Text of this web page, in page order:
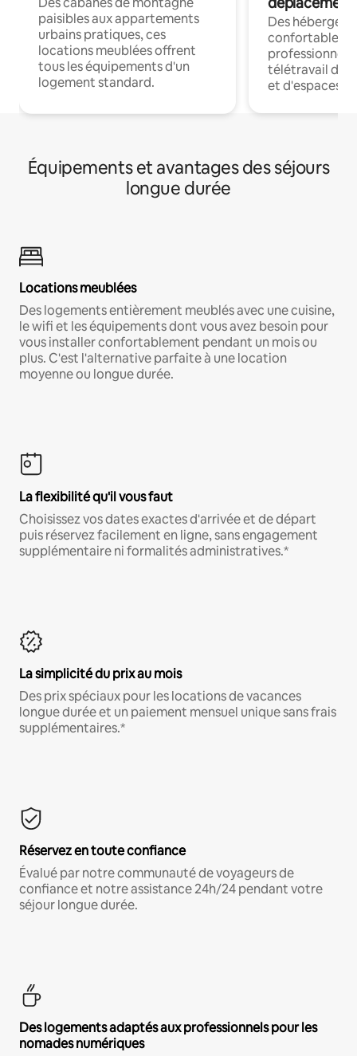
paisibles aux appartements
urbains pratiques, ces
locations meublées offrent
tous les équipements d'un
logement standard.
Des
confortables
professionnels
télétravail
et d'espaces
Équipements et avantages des séjours
longue durée
Locations meublées
Des logements entièrement meublés avec une cuisine,
le wifi et les équipements dont vous avez besoin pour
vous installer confortablement pendant un mois ou
plus. C'est l'alternative parfaite à une location
moyenne ou longue durée.
La flexibilité qu'il vous faut
Choisissez vos dates exactes d'arrivée et de départ
puis réservez facilement en ligne, sans engagement
supplémentaire ni formalités administratives.*
La simplicité du prix au mois
Des prix spéciaux pour les locations de vacances
longue durée et un paiement mensuel unique sans frais
supplémentaires.*
Réservez en toute confiance
Évalué par notre communauté de voyageurs de
confiance et notre assistance 24h/24 pendant votre
séjour longue durée.
Des logements adaptés aux professionnels pour les
nomades numériques